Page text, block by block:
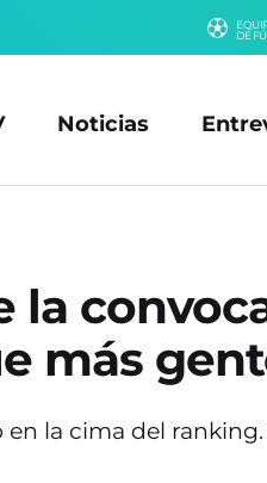
DE
Noticias
la
más
la cima del